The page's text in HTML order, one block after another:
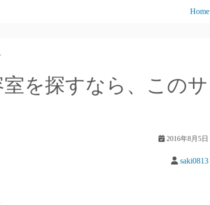
Home
を探すなら、このサ
2016年8月5日
saki0813